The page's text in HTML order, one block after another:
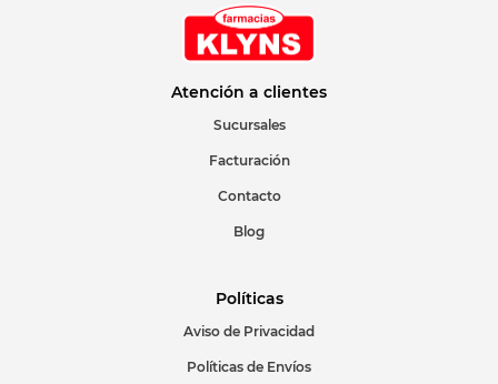
ENVIAR COMENTARIO
Atención a clientes
Sucursales
Facturación
Contacto
Blog
Políticas
Aviso de Privacidad
Políticas de Envíos